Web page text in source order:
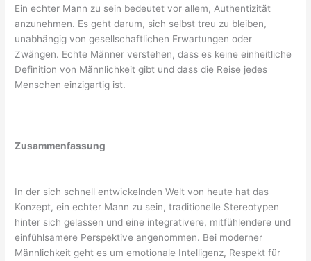
Ein echter Mann zu sein bedeutet vor allem, Authentizität
anzunehmen. Es geht darum, sich selbst treu zu bleiben,
unabhängig von gesellschaftlichen Erwartungen oder
Zwängen. Echte Männer verstehen, dass es keine einheitliche
Definition von Männlichkeit gibt und dass die Reise jedes
Menschen einzigartig ist.
Zusammenfassung
In der sich schnell entwickelnden Welt von heute hat das
Konzept, ein echter Mann zu sein, traditionelle Stereotypen
hinter sich gelassen und eine integrativere, mitfühlendere und
einfühlsamere Perspektive angenommen. Bei moderner
Männlichkeit geht es um emotionale Intelligenz, Respekt für